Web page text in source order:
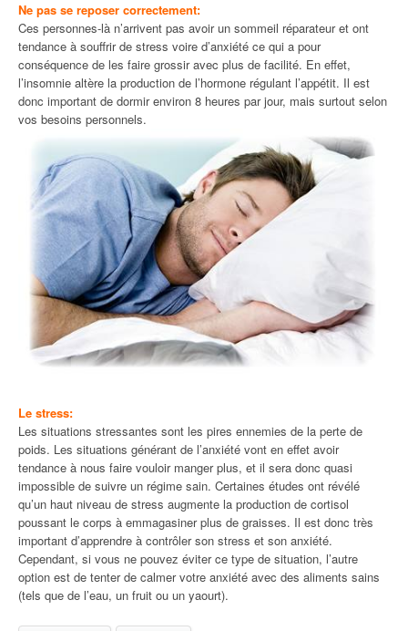
Ne pas se reposer correctement:
Ces personnes-là n’arrivent pas avoir un sommeil réparateur et ont
tendance à souffrir de stress voire d’anxiété ce qui a pour
conséquence de les faire grossir avec plus de facilité. En effet,
l’insomnie altère la production de l’hormone régulant l’appétit. Il est
donc important de dormir environ 8 heures par jour, mais surtout selon
vos besoins personnels.
Le stress:
Les situations stressantes sont les pires ennemies de la perte de
poids. Les situations générant de l’anxiété vont en effet avoir
tendance à nous faire vouloir manger plus, et il sera donc quasi
impossible de suivre un régime sain. Certaines études ont révélé
qu’un haut niveau de stress augmente la production de cortisol
poussant le corps à emmagasiner plus de graisses. Il est donc très
important d’apprendre à contrôler son stress et son anxiété.
Cependant, si vous ne pouvez éviter ce type de situation, l’autre
option est de tenter de calmer votre anxiété avec des aliments sains
(tels que de l’eau, un fruit ou un yaourt).